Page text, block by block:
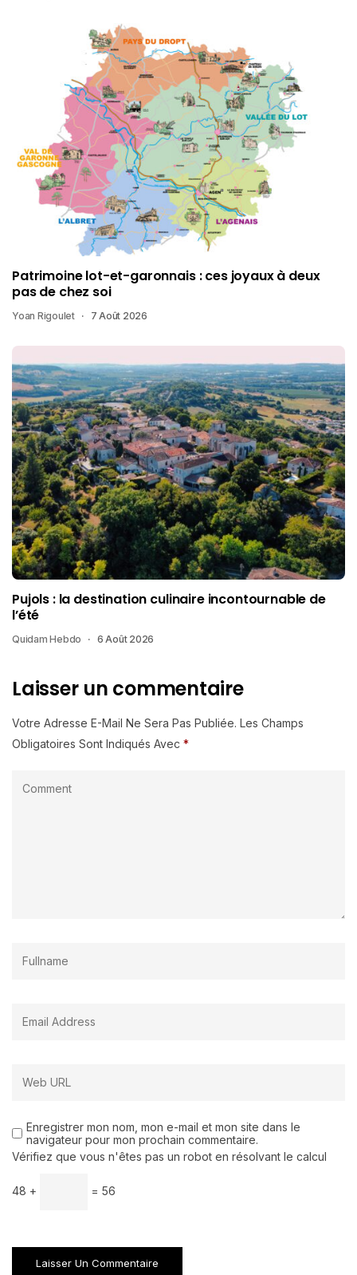
Patrimoine lot-et-garonnais : ces joyaux à deux
pas de chez soi
Yoan Rigoulet 7 Août 2026
Pujols : la destination culinaire incontournable de
l’été
Quidam Hebdo 6 Août 2026
Laisser un commentaire
Votre Adresse E-Mail Ne Sera Pas Publiée. Les Champs
Obligatoires Sont Indiqués Avec *
Enregistrer mon nom, mon e-mail et mon site dans le
navigateur pour mon prochain commentaire.
Vérifiez que vous n'êtes pas un robot en résolvant le calcul
48 + = 56